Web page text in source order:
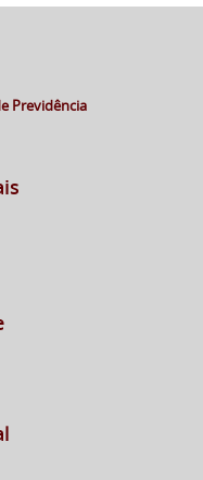
Previdência